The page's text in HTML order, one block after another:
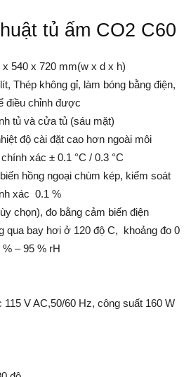
tủ ấm CO2 C60
540 x 720 mm(w x d x h)
Thép không gỉ, làm bóng bằng điện,
điều chỉnh được
tủ và cửa tủ (sáu mặt)
độ cài đặt cao hơn ngoài môi
xác ± 0.1 °C / 0.3 °C
hồng ngoại chùm kép, kiểm soát
xác 0.1 %
chọn), đo bằng cảm biến điện
qua bay hơi ở 120 độ C, khoảng đo 0
– 95 % rH
115 V AC,50/60 Hz, công suất 160 W